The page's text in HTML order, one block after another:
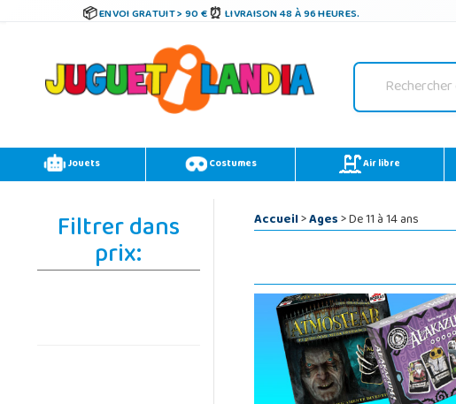
ENVOI GRATUIT > 90 € LIVRAISON 48 À 96 HEURES.
Jouets Costumes Air libre
Filtrer dans
prix:
Accueil>Ages> De 11 à 14 ans